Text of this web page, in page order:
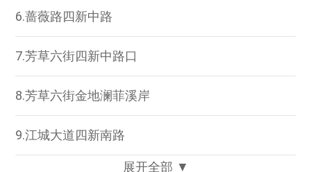
6.蔷薇路四新中路
7.芳草六街四新中路口
8.芳草六街金地澜菲溪岸
9.江城大道四新南路
展开全部 ▼